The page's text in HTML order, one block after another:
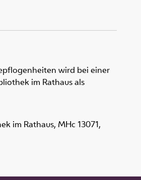
wird bei einer
im Rathaus als
im Rathaus, MHc 13071,